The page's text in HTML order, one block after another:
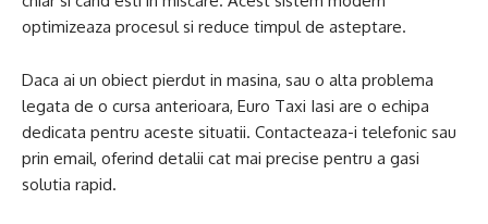
optimizeaza procesul si reduce timpul de asteptare.
Daca ai un obiect pierdut in masina, sau o alta problema
legata de o cursa anterioara, Euro Taxi Iasi are o echipa
dedicata pentru aceste situatii. Contacteaza-i telefonic sau
prin email, oferind detalii cat mai precise pentru a gasi
solutia rapid.